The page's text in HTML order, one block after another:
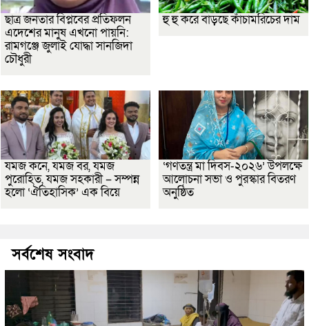
ছাত্র জনতার বিপ্লবের প্রতিফলন
এদেশের মানুষ এখনো পায়নি:
রামগঞ্জে জুলাই যোদ্ধা সানজিদা
চৌধুরী
হু হু করে বাড়ছে কাঁচামরিচের দাম
যমজ কনে, যমজ বর, যমজ
পুরোহিত, যমজ সহকারী – সম্পন্ন
হলো ‘ঐতিহাসিক’ এক বিয়ে
‘গণতন্ত্র মা দিবস-২০২৬’ উপলক্ষে
আলোচনা সভা ও পুরস্কার বিতরণ
অনুষ্ঠিত
সর্বশেষ সংবাদ